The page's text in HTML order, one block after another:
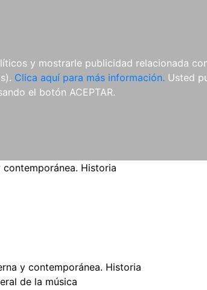
y mostrarle publicidad relacionada
Clica aquí para más información. Usted
el botón ACEPTAR.
REVISTAS
CDS Y
DVDS
MATERIAL
Historia
y contemporánea. Historia
de la música